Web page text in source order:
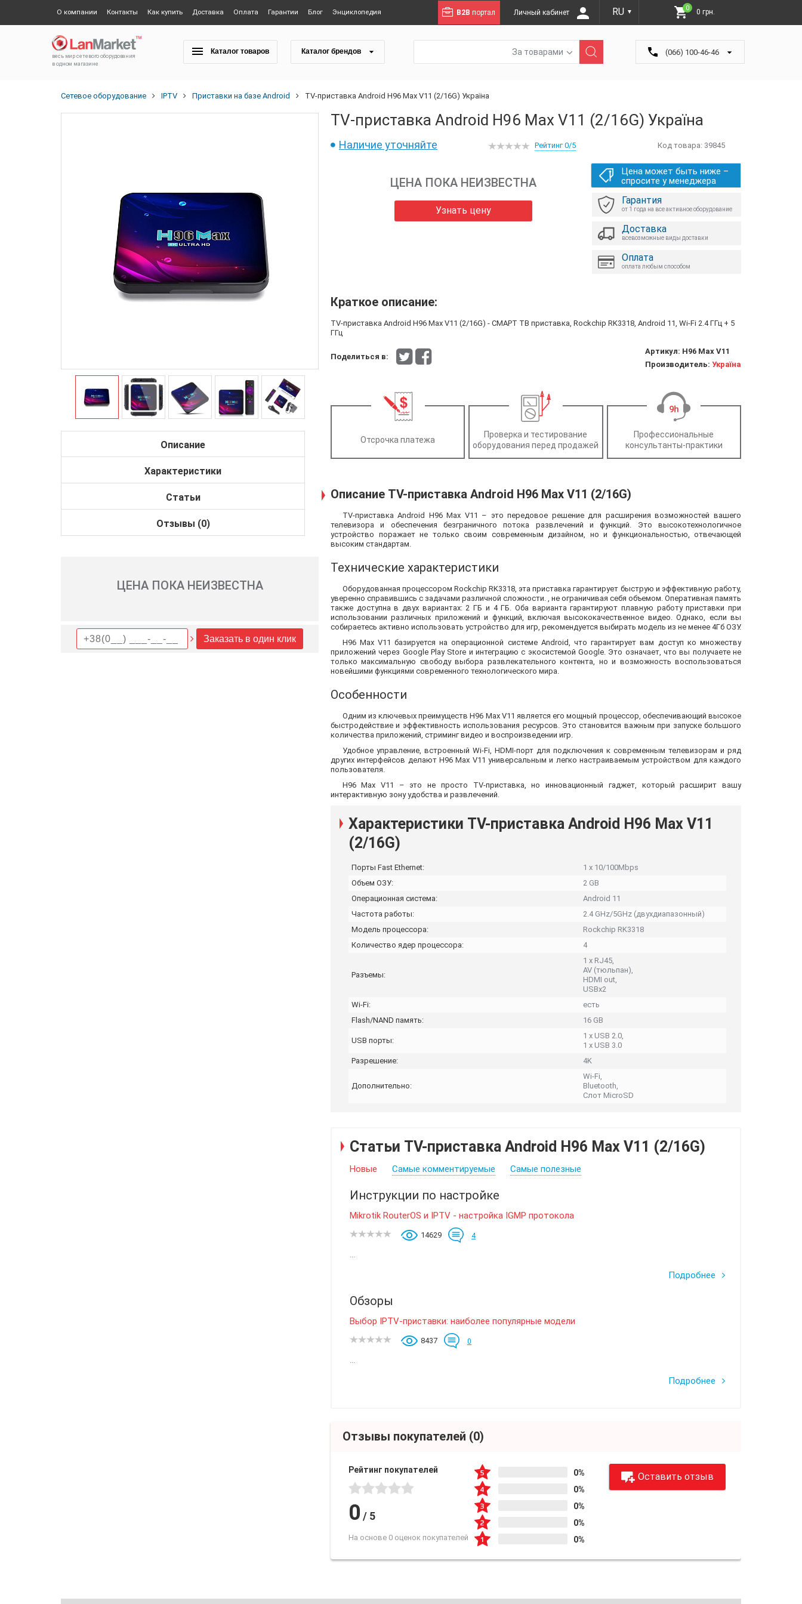
О компании Контакты Как купить Доставка Оплата Гарантии Блог Энциклопедия B2B портал Личный кабинет RU ▼
0 0 грн.
весь мир сетевого оборудования
в одном магазине
Каталог товаров Каталог брендов За товарами (066) 100-46-46
Сетевое оборудование IPTV Приставки на базе Android TV-приставка Android H96 Max V11 (2/16G) Україна
Описание
Характеристики
Статьи
Отзывы (0)
ЦЕНА ПОКА НЕИЗВЕСТНА
Заказать в один клик
TV-приставка Android H96 Max V11 (2/16G) Україна
Наличие уточняйте Код товара: 39845
Рейтинг 0/5
ЦЕНА ПОКА НЕИЗВЕСТНА
Узнать цену
Цена может быть ниже –
спросите у менеджера
Гарантия
от 1 года на все активное оборудование
Доставка
всевозможные виды доставки
Оплата
оплата любым способом
Краткое описание:
TV-приставка Android H96 Max V11 (2/16G) - СМАРТ ТВ приставка, Rockchip RK3318, Android 11, Wi-Fi 2.4 ГГц + 5
ГГц
Артикул: H96 Max V11
Производитель: Україна
Поделиться в:
Отсрочка платежа
Проверка и тестирование
оборудования перед продажей
Профессиональные
консультанты-практики
Описание TV-приставка Android H96 Max V11 (2/16G)
TV-приставка Android H96 Max V11 – это передовое решение для расширения возможностей вашего
телевизора и обеспечения безграничного потока развлечений и функций. Это высокотехнологичное
устройство поражает не только своим современным дизайном, но и функциональностью, отвечающей
высоким стандартам.
Технические характеристики
Оборудованная процессором Rockchip RK3318, эта приставка гарантирует быструю и эффективную работу,
уверенно справившись с задачами различной сложности. , не ограничивая себя объемом. Оперативная память
также доступна в двух вариантах: 2 ГБ и 4 ГБ. Оба варианта гарантируют плавную работу приставки при
использовании различных приложений и функций, включая высококачественное видео. Однако, если вы
собираетесь активно использовать устройство для игр, рекомендуется выбирать модель из не менее 4Гб ОЗУ.
H96 Max V11 базируется на операционной системе Android, что гарантирует вам доступ ко множеству
приложений через Google Play Store и интеграцию с экосистемой Google. Это означает, что вы получаете не
только максимальную свободу выбора развлекательного контента, но и возможность воспользоваться
новейшими функциями современного технологического мира.
Особенности
Одним из ключевых преимуществ H96 Max V11 является его мощный процессор, обеспечивающий высокое
быстродействие и эффективность использования ресурсов. Это становится важным при запуске большого
количества приложений, стриминг видео и воспроизведении игр.
Удобное управление, встроенный Wi-Fi, HDMI-порт для подключения к современным телевизорам и ряд
других интерфейсов делают H96 Max V11 универсальным и легко настраиваемым устройством для каждого
пользователя.
H96 Max V11 – это не просто TV-приставка, но инновационный гаджет, который расширит вашу
интерактивную зону удобства и развлечений.
Характеристики TV-приставка Android H96 Max V11
(2/16G)
Порты Fast Ethernet:
1 x 10/100Mbps
Объем ОЗУ:
2 GB
Операционная система:
Android 11
Частота работы:
2.4 GHz/5GHz (двухдиапазонный)
Модель процессора:
Rockchip RK3318
Количество ядер процессора:
4
Разъемы:
1 x RJ45,
AV (тюльпан),
HDMI out,
USBx2
Wi-Fi:
есть
Flash/NAND память:
16 GB
USB порты:
1 x USB 2.0,
1 x USB 3.0
Разрешение:
4K
Дополнительно:
Wi-Fi,
Bluetooth,
Слот MicroSD
Статьи TV-приставка Android H96 Max V11 (2/16G)
Новые Самые комментируемые Самые полезные
Инструкции по настройке
Mikrotik RouterOS и IPTV - настройка IGMP протокола
14629 4
Подробнее
Обзоры
Выбор IPTV-приставки: наиболее популярные модели
8437 0
Подробнее
Отзывы покупателей (0)
Рейтинг покупателей
0 / 5
На основе 0 оценок покупателей
0%
0%
0%
0%
0%
Оставить отзыв